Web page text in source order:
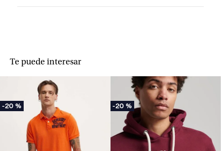
Te puede interesar
-20 % -20 %